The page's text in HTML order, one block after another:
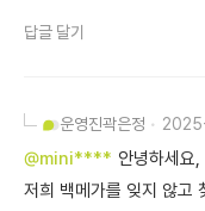
답글 달기
운영진곽은정
@mini**** 안녕하세요
저희 백메가를 잊지 않고